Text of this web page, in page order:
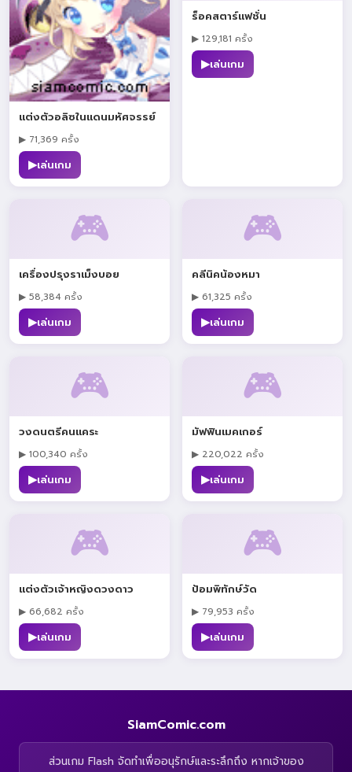
แต่งตัวอลิซในแดนมหัศจรรย์
▶ 71,369 ครั้ง
▶เล่นเกม
ร็อคสตาร์แฟชั่น
▶ 129,181 ครั้ง
▶เล่นเกม
🎮
เครื่องปรุงราเม็งบอย
▶ 58,384 ครั้ง
▶เล่นเกม
🎮
คลีนิคน้องหมา
▶ 61,325 ครั้ง
▶เล่นเกม
🎮
วงดนตรีคนแคระ
▶ 100,340 ครั้ง
▶เล่นเกม
🎮
มัฟฟินเมคเกอร์
▶ 220,022 ครั้ง
▶เล่นเกม
🎮
แต่งตัวเจ้าหญิงดวงดาว
▶ 66,682 ครั้ง
▶เล่นเกม
🎮
ป้อมพิทักษ์วัด
▶ 79,953 ครั้ง
▶เล่นเกม
SiamComic.com
ส่วนเกม Flash จัดทำเพื่ออนุรักษ์และระลึกถึง หากเจ้าของ